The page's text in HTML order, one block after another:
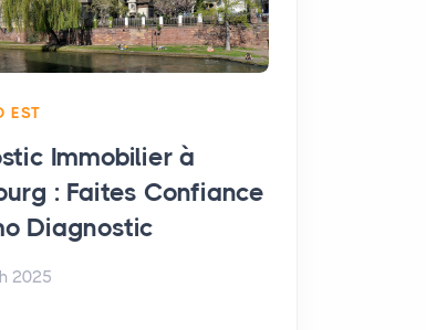
EST
Immobilier à
: Faites Confiance
Diagnostic
2025